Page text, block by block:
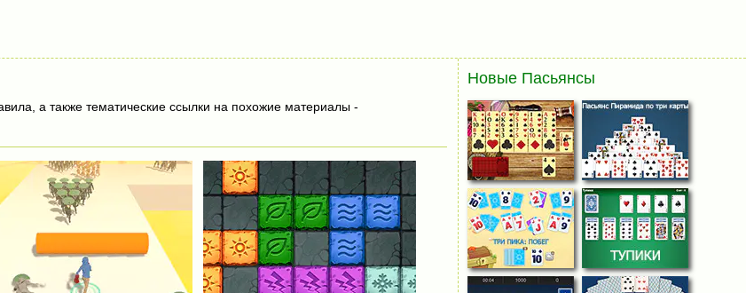
а также тематические ссылки на похожие материалы -
Новые Пасьянсы